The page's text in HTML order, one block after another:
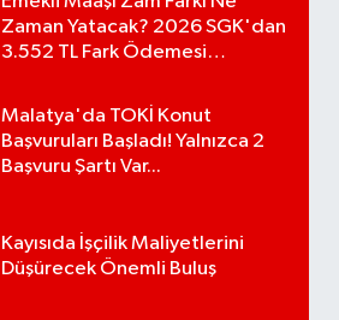
Zaman Yatacak? 2026 SGK'dan
3.552 TL Fark Ödemesi
Malatya'da TOKİ Konut
Başvuruları Başladı! Yalnızca 2
Başvuru Şartı Var...
Kayısıda İşçilik Maliyetlerini
Düşürecek Önemli Buluş